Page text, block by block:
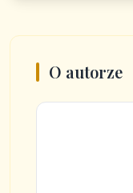
O autorze